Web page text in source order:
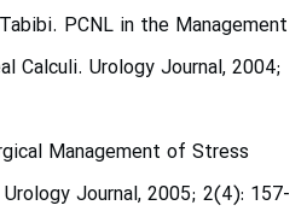
PCNL in the Management
Calculi. Urology Journal, 2004;
Management of Stress
Journal, 2005; 2(4): 157-